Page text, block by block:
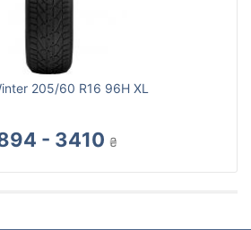
205/60 R16 96H XL
- 3410 ₴